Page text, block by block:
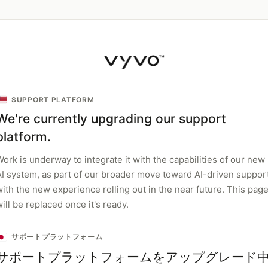
SUPPORT PLATFORM
currently upgrading our support
is underway to integrate it with the capabilities of our new
system, as part of our broader move toward AI-driven
the new experience rolling out in the near future. This page
be replaced once it's ready.
サポートプラットフォーム
ポートプラットフォームをアップグレード中